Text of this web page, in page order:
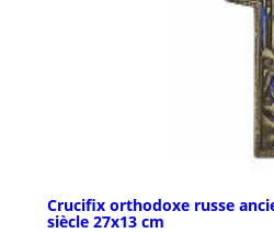
Crucifix orthodoxe russe
siècle 27x13 cm